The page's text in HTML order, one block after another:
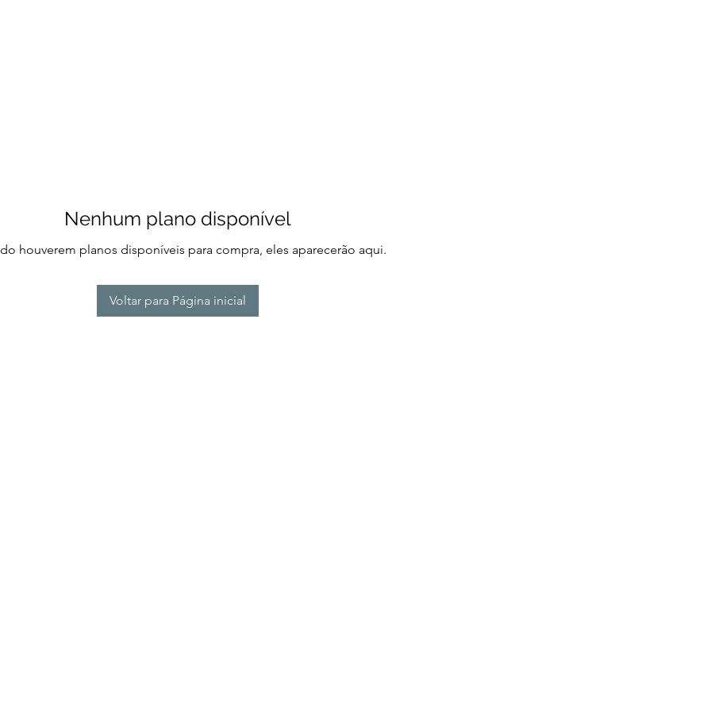
Nenhum plano disponível
houverem planos disponíveis para compra, eles aparecerão aqui.
Voltar para Página inicial